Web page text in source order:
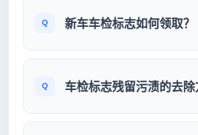
新车车检标志如何领取？
车检标志残留污渍的去除